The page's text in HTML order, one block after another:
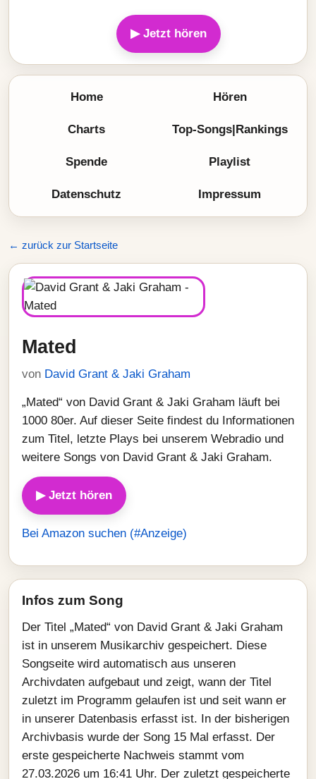
▶ Jetzt hören
Home Hören
Charts Top-Songs|Rankings
Spende Playlist
Datenschutz Impressum
← zurück zur Startseite
Mated
von David Grant & Jaki Graham
„Mated“ von David Grant & Jaki Graham läuft bei
1000 80er. Auf dieser Seite findest du Informationen
zum Titel, letzte Plays bei unserem Webradio und
weitere Songs von David Grant & Jaki Graham.
▶ Jetzt hören
Bei Amazon suchen (#Anzeige)
Infos zum Song
Der Titel „Mated“ von David Grant & Jaki Graham
ist in unserem Musikarchiv gespeichert. Diese
Songseite wird automatisch aus unseren
Archivdaten aufgebaut und zeigt, wann der Titel
zuletzt im Programm gelaufen ist und seit wann er
in unserer Datenbasis erfasst ist. In der bisherigen
Archivbasis wurde der Song 15 Mal erfasst. Der
erste gespeicherte Nachweis stammt vom
27.03.2026 um 16:41 Uhr. Der zuletzt gespeicherte